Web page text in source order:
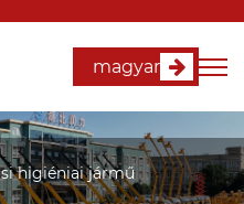
magyar
higiéniai jármű